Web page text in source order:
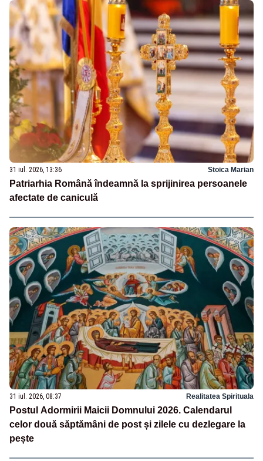
31 iul. 2026, 13:36 Stoica Marian
Patriarhia Română îndeamnă la sprijinirea persoanele
afectate de caniculă
31 iul. 2026, 08:37 Realitatea Spirituala
Postul Adormirii Maicii Domnului 2026. Calendarul
celor două săptămâni de post și zilele cu dezlegare la
pește